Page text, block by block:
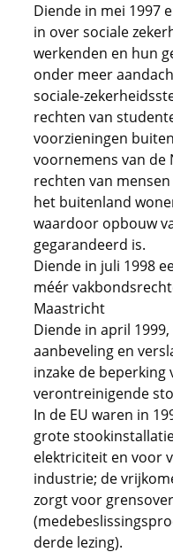
Diende in mei 1997
in over sociale
werkenden en hun
onder meer
sociale-
rechten van
voorzieningen
voornemens van de
rechten van
het buitenland
waardoor opbouw
gegarandeerd is.
Diende in juli 1998
méér
Maastricht
Diende in april
aanbeveling en
inzake de beperking
verontreinigende
In de EU waren in
grote
elektriciteit en voor
industrie; de
zorgt voor
derde lezing).